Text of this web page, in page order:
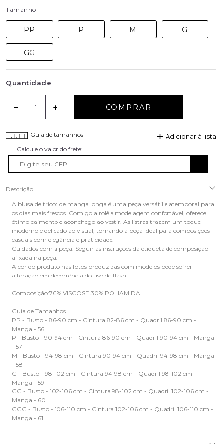
Tamanho
PP P M G
GG
Quantidade
COMPRAR
Guia de tamanhos Adicionar à lista
Descrição
A blusa de tricot de manga longa é uma peça versátil e atemporal para
os dias mais frescos. Com gola rolê e modelagem confortável, oferece
ótimo caimento e aconchego ao vestir. As listras trazem um toque
moderno e delicado ao visual, tornando a peça ideal para composições
casuais com elegância e praticidade.
Cuidados com a peça: Seguir as instruções da etiqueta de composição
afixada na peça.
A cor do produto nas fotos produzidas com modelos pode sofrer
alteração em decorrência do uso do flash.
Composição:70% VISCOSE 30% POLIAMIDA
Guia de Tamanhos
PP - Busto - 86-90 cm - Cintura 82-86 cm - Quadril 86-90 cm -
Manga - 56
P - Busto - 90-94 cm - Cintura 86-90 cm - Quadril 90-94 cm - Manga
- 57
M - Busto - 94-98 cm - Cintura 90-94 cm - Quadril 94-98 cm - Manga
- 58
G - Busto - 98-102 cm - Cintura 94-98 cm - Quadril 98-102 cm -
Manga - 59
GG - Busto - 102-106 cm - Cintura 98-102 cm - Quadril 102-106 cm -
Manga - 60
GGG - Busto - 106-110 cm - Cintura 102-106 cm - Quadril 106-110 cm -
Manga - 61